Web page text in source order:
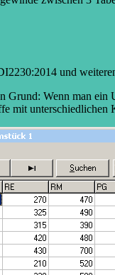
und
Wenn man
mit unterschiedlichen